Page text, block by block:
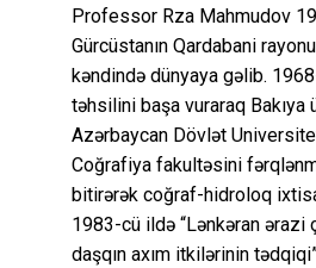
Professor Rza Mahmudov
Gürcüstanın Qardabani
kəndində dünyaya gəlib.
təhsilini başa vuraraq Bakıya
Azərbaycan Dövlət
Coğrafiya fakultəsini
bitirərək coğraf-hidroloq
1983-cü ildə “Lənkəran ərazi
daşqın axım itkilərinin